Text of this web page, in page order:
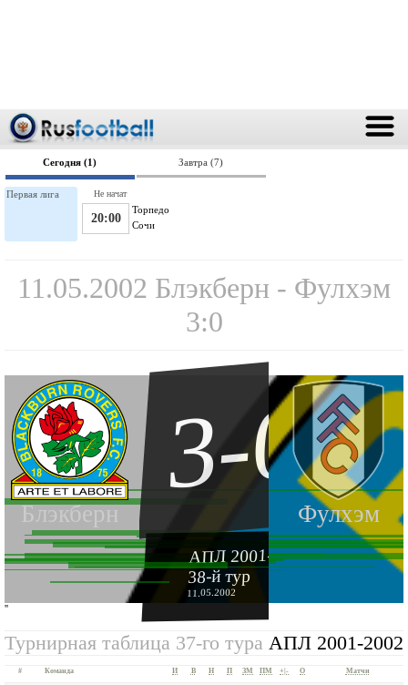
Сегодня (1) Завтра (7)
Первая лига
Торпедо
20:00 Сочи
Не начат
11.05.2002 Блэкберн - Фулхэм
3:0
Блэкберн Фулхэм
3-0
АПЛ 2001-2002
38-й тур
11.05.2002
''
Турнирная таблица 37-го тура АПЛ 2001-2002
# Команда И В Н П ЗМ ПМ +|- О Матчи